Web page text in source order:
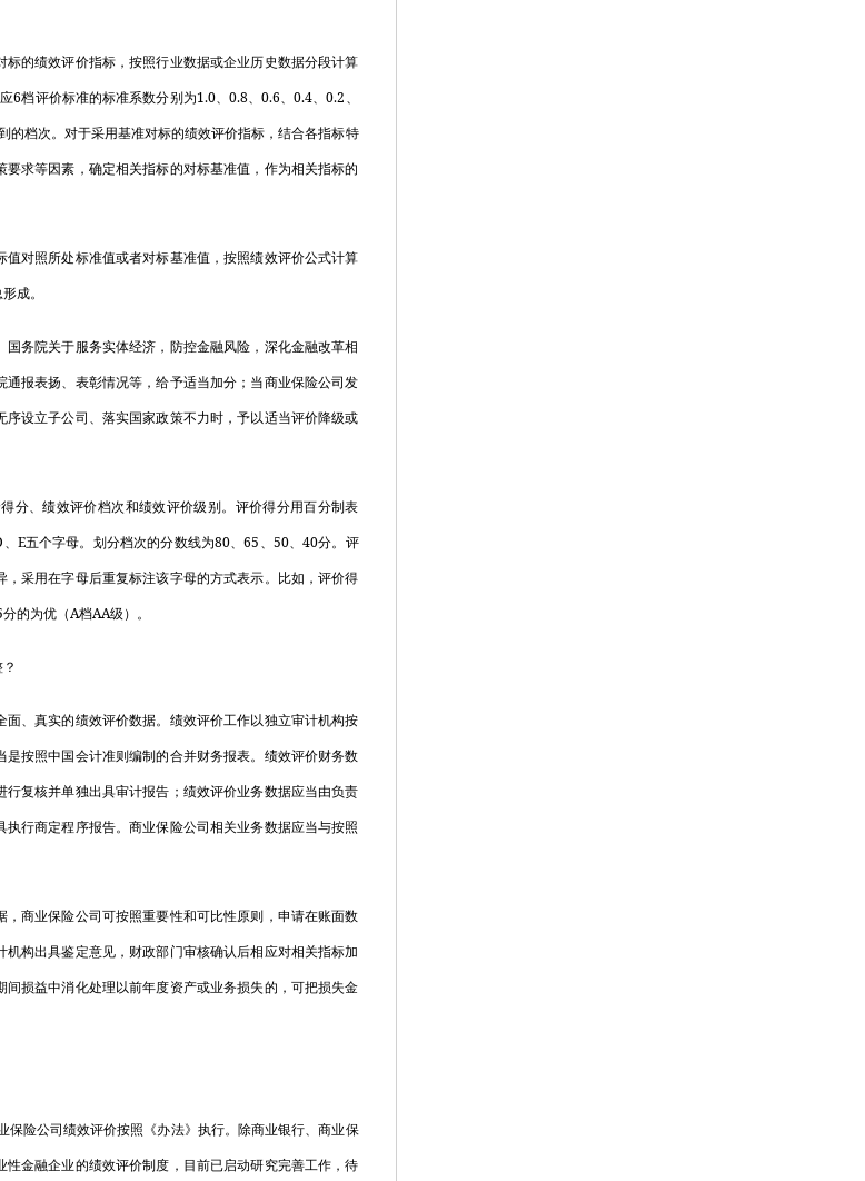
2023年财政部召开财会监督和预算执行监督专项行动动
员…
工…
全国人大代表王润梅：为城市建设管理贡献力量
2023年财政部召开全国财会监督工作会议
国家发展改革委负责同志就《新时代洞庭湖生态经济区
2023年2月17日国内成品油价格不作调整
第…
的绩效评价指标，按照行业数据或企业历史数据分段计算
6档评价标准的标准系数分别为1.0、 0.8、0.6、0.4、0.2 、
的档次。对于采用基准对标的绩效评价指标，结合各指标特
求等因素，确定相关指标的对标基准值，作为相关指标的
对照所处标准值或者对标基准值，按照绩效评价公式计算
成。
务院关于服务实体经济，防控金融风险，深化金融改革相
报表扬、表彰情况等，给予适当加分；当商业保险公司发
设立子公司、落实国家政策不力时，予以适当评价降级或
、绩效评价档次和绩效评价级别。评价得分用百分制表
、 E五个字母。划分档次的分数线为80、65 、 50、40分。评
采用在字母后重复标注该字母的方式表示。比如，评价得
分的为优（A档AA级）。
、真实的绩效评价数据。绩效评价工作以独立审计机构按
按照中国会计准则编制的合并财务报表。绩效评价财务数
复核并单独出具审计报告；绩效评价业务数据应当由负责
行商定程序报告。商业保险公司相关业务数据应当与按照
商业保险公司可按照重要性和可比性原则，申请在账面数
构出具鉴定意见，财政部门审核确认后相应对相关指标加
损益中消化处理以前年度资产或业务损失的，可把损失金
保险公司绩效评价按照《办法》执行。除商业银行、商业保
性金融企业的绩效评价制度，目前已启动研究完善工作，待